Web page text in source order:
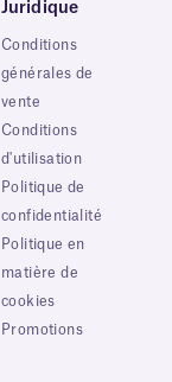
Juridique
Conditions
générales de
vente
Conditions
d'utilisation
Politique de
confidentialité
Politique en
matière de
cookies
Promotions